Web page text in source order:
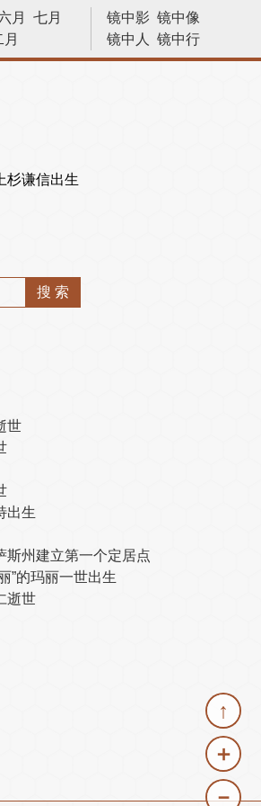
镜中影 镜中像
镜中人
镜中行
历史今天
月
七月
杉谦信出生
世
出生
斯州建立第一个定居点
”的玛丽一世出生
逝世
↑
＋
－